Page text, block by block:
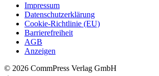
Impressum
Datenschutzerklärung
Cookie-Richtlinie (EU)
Barrierefreiheit
AGB
Anzeigen
© 2026 CommPress Verlag GmbH